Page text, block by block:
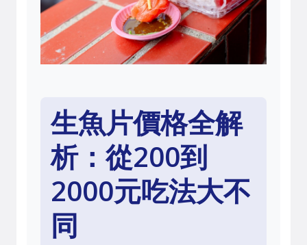
生魚片價格全解
析：從200到
2000元吃法大不
同